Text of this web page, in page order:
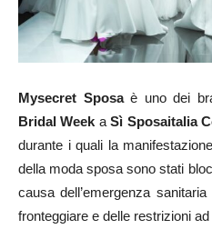
Mysecret Sposaè uno dei
Bridal Week aSì Sposaitalia
durante i quali la
della moda sposa sono stati
causa dell’emergenza
fronteggiare e delle restrizioni